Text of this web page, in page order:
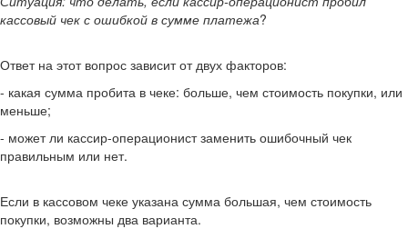
кассовый чек с ошибкой в сумме платежа?
Ответ на этот вопрос зависит от двух факторов:
- какая сумма пробита в чеке: больше, чем стоимость покупки, или
меньше;
- может ли кассир-операционист заменить ошибочный чек
правильным или нет.
Если в кассовом чеке указана сумма большая, чем стоимость
покупки, возможны два варианта.